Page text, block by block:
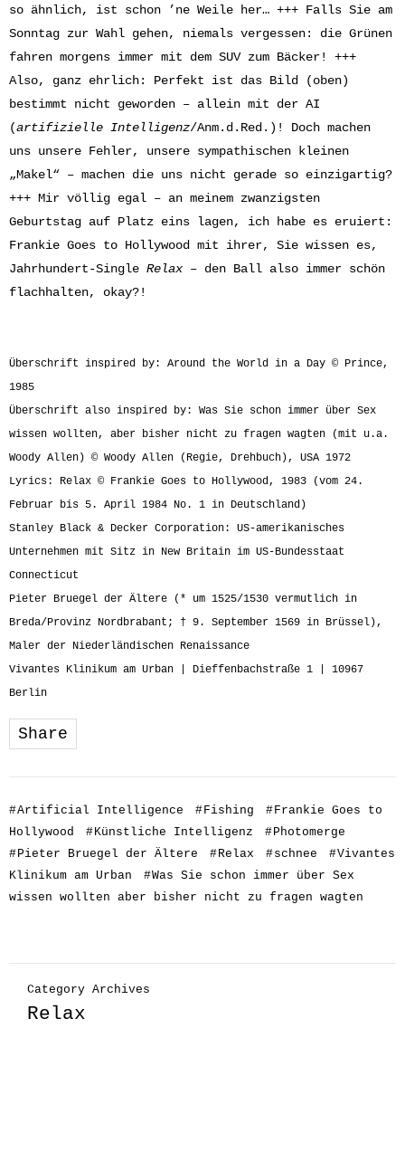
so ähnlich, ist schon ’ne Weile her… +++ Falls Sie am
Sonntag zur Wahl gehen, niemals vergessen: die Grünen
fahren morgens immer mit dem SUV zum Bäcker! +++
Also, ganz ehrlich: Perfekt ist das Bild (oben)
bestimmt nicht geworden – allein mit der AI
(artifizielle Intelligenz/Anm.d.Red.)! Doch machen
uns unsere Fehler, unsere sympathischen kleinen
„Makel“ – machen die uns nicht gerade so einzigartig?
+++ Mir völlig egal – an meinem zwanzigsten
Geburtstag auf Platz eins lagen, ich habe es eruiert:
Frankie Goes to Hollywood mit ihrer, Sie wissen es,
Jahrhundert-Single Relax – den Ball also immer schön
flachhalten, okay?!
Überschrift inspired by: Around the World in a Day © Prince,
1985
Überschrift also inspired by: Was Sie schon immer über Sex
wissen wollten, aber bisher nicht zu fragen wagten (mit u.a.
Woody Allen) © Woody Allen (Regie, Drehbuch), USA 1972
Lyrics: Relax © Frankie Goes to Hollywood, 1983 (vom 24.
Februar bis 5. April 1984 No. 1 in Deutschland)
Stanley Black & Decker Corporation: US-amerikanisches
Unternehmen mit Sitz in New Britain im US-Bundesstaat
Connecticut
Pieter Bruegel der Ältere (* um 1525/1530 vermutlich in
Breda/Provinz Nordbrabant; † 9. September 1569 in Brüssel),
Maler der Niederländischen Renaissance
Vivantes Klinikum am Urban | Dieffenbachstraße 1 | 10967
Berlin
Share
#Artificial Intelligence # Fishing # Frankie Goes to
Hollywood
# Künstliche Intelligenz # Photomerge
# Pieter Bruegel der Ältere # Relax #schnee #Vivantes
Klinikum am Urban
#Was Sie schon immer über Sex
wissen wollten aber bisher nicht zu fragen wagten
Category Archives
Relax